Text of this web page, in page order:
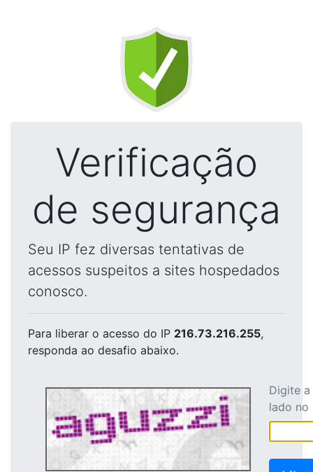
Verificação
de segurança
Seu IP fez diversas tentativas de
acessos suspeitos a sites hospedados
conosco.
Para liberar o acesso do IP 216.73.216.255,
responda ao desafio abaixo.
Digite
lado no